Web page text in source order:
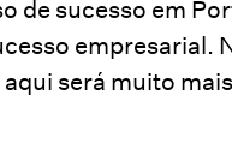
de sucesso em
empresarial.
será muito